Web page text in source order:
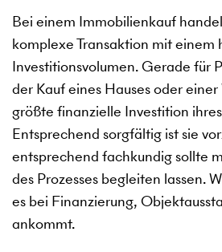
Bei einem Immobilienkauf
komplexe Transaktion mit einem
Investitionsvolumen. Gerade für
der Kauf eines Hauses oder
größte finanzielle Investition
Entsprechend sorgfältig ist sie
entsprechend fachkundig sollte
des Prozesses begleiten lassen.
es bei Finanzierung,
ankommt.